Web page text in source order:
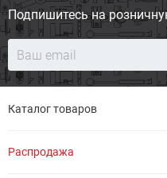
Подпишитесь на
Каталог товаров
Распродажа